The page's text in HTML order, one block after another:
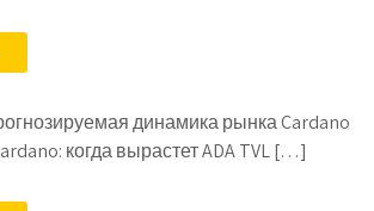
динамика рынка Cardano
когда вырастет ADA TVL […]